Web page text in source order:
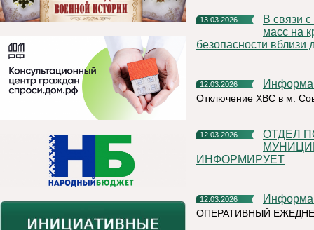
13.03.2026
В связи с перепадами температур и скоплением снежных
масс на
безопасности
12.03.2026
Отключение ХВС в м.
12.03.2026
ОТДЕЛ ПО ДЕЛАМ ГО, ЧС АДМИНИСТРАЦИИ
ИНФОРМИРУЕТ
12.03.2026
ОПЕРАТИВНЫЙ